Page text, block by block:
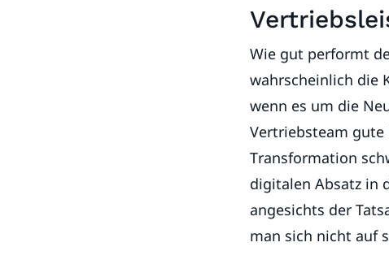
Wie gut performt
wahrscheinlich die
wenn es um die
Vertriebsteam
Transformation
digitalen Absatz in
angesichts der
man sich nicht auf